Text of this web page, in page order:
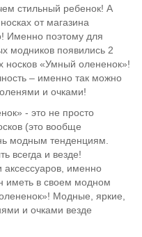
стильный ребенок! А
от магазина
Именно поэтому для
модников появились 2
носков «Умный олененок»!
– именно так можно
оленями и очками!
- это не просто
(это вообще
модным тенденциям.
всегда и везде!
именно
иметь в своем модном
Модные, яркие,
и очками везде